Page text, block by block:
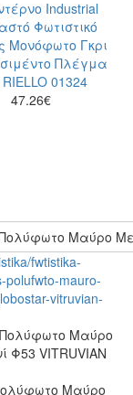
47.26€
Μαύρο
Μαύρο